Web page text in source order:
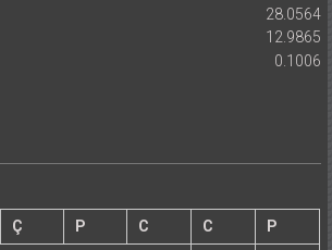
28.0564
12.9865
0.1006
Ç P C C
P